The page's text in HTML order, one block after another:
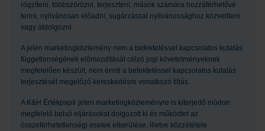
rögzíteni, többszörözni, terjeszteni, mások számára hozzáférhetővé
tenni, nyilvánosan előadni, sugárzással nyilvánossághoz közvetíteni
vagy átdolgozni.
A jelen marketingközlemény nem a befektetéssel kapcsolatos kutatás
függetlenségének előmozdítását célzó jogi követelményeknek
megfelelően készült, nem érinti a befektetéssel kapcsolatos kutatás
terjesztését megelőző kereskedésre vonatkozó tiltás.
A K&H Értékpapír jelen marketingközleményre is kiterjedő módon
megfelelő belső eljárásokat dolgozott ki és működtet az
összeférhetetlenségi esetek elkerülése, illetve közzététele